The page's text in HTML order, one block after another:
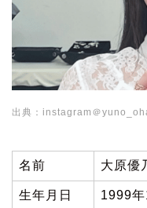
出典：instagram＠
名前 大原優
生年月日 1999年